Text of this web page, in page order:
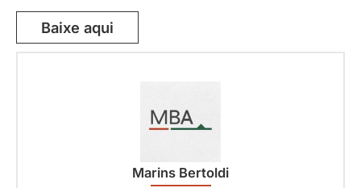
Baixe aqui
Marins Bertoldi